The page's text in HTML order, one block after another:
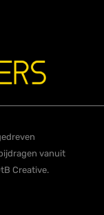
vanuit
Creative.